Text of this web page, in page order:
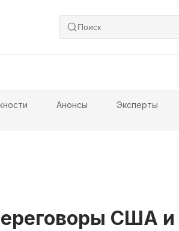
Анонсы Эксперты
США